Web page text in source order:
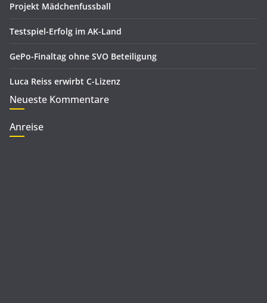
Projekt Mädchenfussball
Testspiel-Erfolg im AK-Land
GePo-Finaltag ohne SVO Beteiligung
Luca Reiss erwirbt C-Lizenz
Neueste Kommentare
Anreise